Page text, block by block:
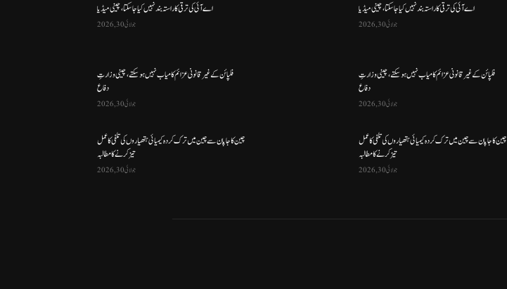
اے آئی کی ترقی کا راستہ بند نہیں کیا جا سکتا، چینی میڈیا
جولائی 30, 2026
فلپائن کے غیر قانونی عزائم کامیاب نہیں ہو سکتے ، چینی وزارتِ
دفاع
جولائی 30, 2026
چین کا جاپان سے چین میں ترک کردہ کیمیائی ہتھیاروں کی تلفی کا عمل
تیز کرنے کا مطالبہ
جولائی 30, 2026
اے آئی کی ترقی کا راستہ بند نہیں کیا جا سکتا، چینی میڈیا
جولائی 30, 2026
فلپائن کے غیر قانونی عزائم کامیاب نہیں ہو سکتے ، چینی وزارتِ
دفاع
جولائی 30, 2026
چین کا جاپان سے چین میں ترک کردہ کیمیائی ہتھیاروں کی تلفی کا عمل
تیز کرنے کا مطالبہ
جولائی 30, 2026